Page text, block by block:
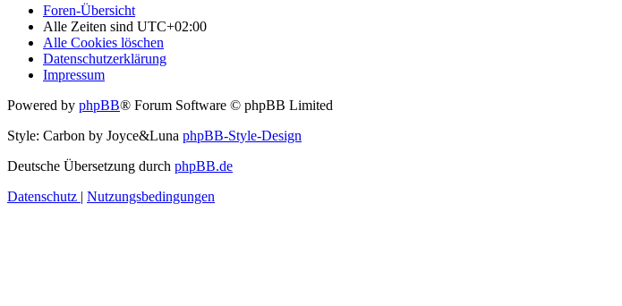
Foren-Übersicht
Alle Zeiten sind UTC+02:00
Alle Cookies löschen
Datenschutzerklärung
Impressum
Powered by phpBB® Forum Software © phpBB Limited
Style: Carbon by Joyce&Luna phpBB-Style-Design
Deutsche Übersetzung durch phpBB.de
Datenschutz | Nutzungsbedingungen